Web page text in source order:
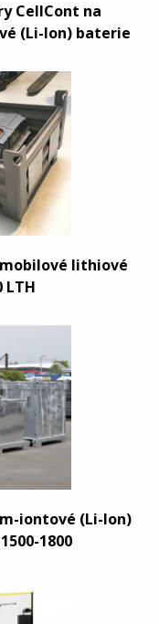
CellCont na
(Li-Ion) baterie
lithiové
LTH
iontové (Li-Ion)
1800